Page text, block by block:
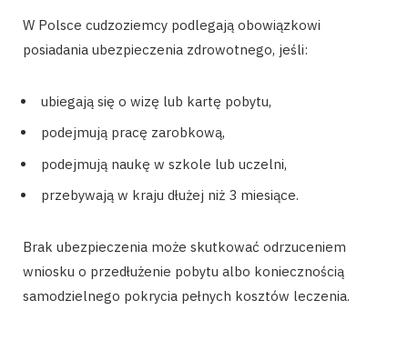
W Polsce cudzoziemcy podlegają obowiązkowi
posiadania ubezpieczenia zdrowotnego, jeśli:
ubiegają się o wizę lub kartę pobytu,
podejmują pracę zarobkową,
podejmują naukę w szkole lub uczelni,
przebywają w kraju dłużej niż 3 miesiące.
Brak ubezpieczenia może skutkować odrzuceniem
wniosku o przedłużenie pobytu albo koniecznością
samodzielnego pokrycia pełnych kosztów leczenia.